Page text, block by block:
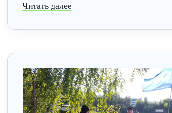
Читать далее